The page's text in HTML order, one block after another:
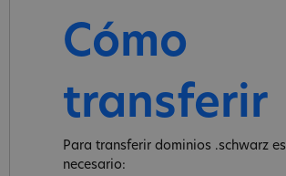
Cómo
transferir
Para transferir dominios .schwarz es
necesario: